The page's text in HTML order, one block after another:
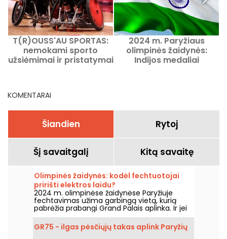
T(R)OUSS'AU SPORTAS:
nemokami sporto
užsiėmimai ir pristatymai
2024 m. Paryžiaus
olimpinės žaidynės:
Indijos medaliai
KOMENTARAI
Šiandien Rytoj
Šį savaitgalį Kitą savaitę
Olimpinės žaidynės: kodėl fechtuotojai
pririšti elektros laidu?
2024 m. olimpinėse žaidynėse Paryžiuje
fechtavimas užima garbingą vietą, kurią
pabrėžia prabangi Grand Palais aplinka. Ir jei
jums įdomu, kodėl fechtuotojai yra pritvirtinti
elektros laidais, gera žinia ta, kad mes galime
jums viską paaiškinti!
GR75 - ilgas pėsčiųjų takas aplink Paryžių